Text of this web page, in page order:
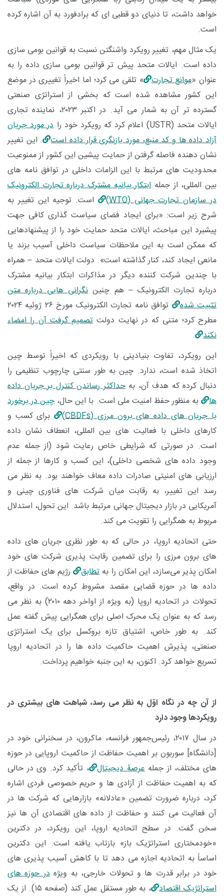
خواهد داشت، تا دنیای دو قطبی ‌ای که برادفورد به آن اشاره کرده
است.
یک مثال مهم، تغییر رویکرد واشنگتن نسبت به قوانین بومی ‌سازی
داده است. ایالات متحد پیش ‌تر قوانین بومی ‌سازی داده را به
‌عنوان «موانع تجارت » تلقی می ‌کرد؛ اما اخیراً تغییری در موضع
این کشور مشاهده شده است که بخشی از استراتژی صنعتی
گسترده ‌تر آن به شمار می ‌آید. در اکتبر ۲۰۲۳، نماینده تجاری
ایالات متحد (USTR) اعلام کرد که رویکرد خود رادر مورد جریان
آزاد داده‌ ها و کد منبع، مورد بازنگری قرار داده است . این تغییر
نشان ‌دهنده فاصله گرفتن از حمایت پیشین این کشور از ممنوعیت
محدودیت ‌های مرتبط با این الزامات داخلی در توافق ‌نامه ‌های
بین ‌المللی، از جملهابتکار بیانیه مشترک درباره تجارت الکترونیک
در سازمان تجارت جهانی (WTO)
است. توجیه این تغییر به
شرح زیر است: «برای ایجاد فضای سیاست‌ گذاری کافی جهت
پیشبرد این مباحث، ایالات متحد حمایت خود را از پیشنهادهایی
که ممکن است به این ملاحظات سیاست داخلی آسیب بزند یا
مانعی ایجاد کند، کنار گذاشته است». دولت ایالات متحد – همراه
با چندین شرکت ‌کننده دیگر در مذاکرات ابتکار بیانیه مشترک
درباره تجارت الکترونیک – هم چنیننگرانی ‌هایی درباره متن
تثبیت ‌شده
توافق ‌نامه تجارت الکترونیک مورخ ۲۶ ژوئیه ۲۰۲۴
مطرح کرد؛ متنی که در نهایت دولت تصمیم گرفت آن را امضاء
نکند
.
این رویکرد، تفاوت بنیادینی با رویکردی که اخیراً توسط چین
اتخاذ شده است، ندارد. چین به طور سنتی چارچوب تنظیمی را
دنبال کرده که هدف آن، بهحداکثر رساندن کنترل بر جریان داده
‌ها به منظور حفظ امنیت ملی است. با این حال،چین در برخورد
با جریان ‌های داده‌ های برون‌ مرزی (CBDFs)
برای کسب‌ و
کارهای داخلی با فعالیت ‌های بین ‌المللی، انعطاف نشان داده
است. در صورتی که شرایطی خاص رعایت شود (از جمله عدم
وجود داده ‌های شخصی داخلی)، این کسب ‌و کارها از جمله از
ارزیابی ‌های امنیتی صادرات داده معاف خواهند بود. به نظر می
‌رسد این تغییر، به رقابت میان شرکت‌ های فناوری چینی و
آمریکایی در بازار دیجیتال جهانی مرتبط باشد. این تحول، استدلال
مربوط به همگرایی را تقویت می ‌کند.
حتی اتحادیه اروپا، در حالی که به‌ طور نظری جریان ‌های داده‌
های برون ‌مرزی را برای تضمین رقابت ‌پذیری شرکت ‌های خود
امکان ‌پذیر می‌سازد، این امکان را بهتطابق
رژیم ‌های حفاظت از
داده ‌ها در حوزه قضایی مقصد مشروط کرده است. در واقع،
تحولات در اتحادیه اروپا (به ‌ویژه از اواخر دهه ۲۰۱۰) به نظر می
‌رسد که به ‌عنوان یک محرک اصلی برای همگرایی پیش گفته عمل
کند. به ‌طور خاص، اشتیاق تازه بروکسل برای یک استراتژی
صنعتی، پذیرش اهمیت حاکمیت داده ‌ها را در اتحادیه اروپا
تسریع خواهد کرد. اکنون، به این جنبه خواهیم پرداخت.
از آن چه در نگاه اوّل به نظر می ‌رسد، شباهت ‌های بیشتری در
رویکردها وجود دارد
در سال ۲۰۱۷، رئیس‌جمهور فرانسه، ماکرون، در سخنرانی خود در
]دانشگاه[ سوربون بر اهمیت حفاظت از حاکمیت اروپایی در حوزه
‌های مختلف، از جملهعرصۀ دیجیتال ، تأکید کرد. وی در حالی
که به اهمیت حفاظت از آزادی‌ ها و حریم خصوصی فردی اشاره
کرد، درباره ضرورت تضمین «عادلانه» بازارهایی که شرکت ‌ها در
آن فعالیت می ‌کنند و حفاظت از داده‌ های اقتصادی آن ‌ها نیز
سخن گفت. در سطح اتحادیه اروپا، این رویکرد، در دکترین
«خودمختاری استراتژیک باز» بازتاب یافته است. این دکترین
اساساً به اتحادیه اجازه می‌ دهد تا با کاهش آسیب ‌پذیری ‌های
خود در برابر قدرت ‌ها و تحولات خارجی، به ‌ویژهدر حوزه‌ های
استراتژیک اقتصاد
، به ‌طور مستقل عمل کند (صفحه ۱۵). از یک